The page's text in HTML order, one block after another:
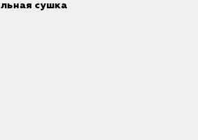
льная сушка